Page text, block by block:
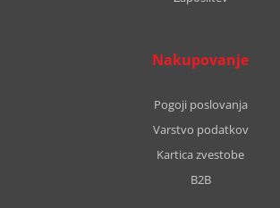
Nakupovanje
Pogoji poslovanja
Varstvo podatkov
Kartica zvestobe
B2B